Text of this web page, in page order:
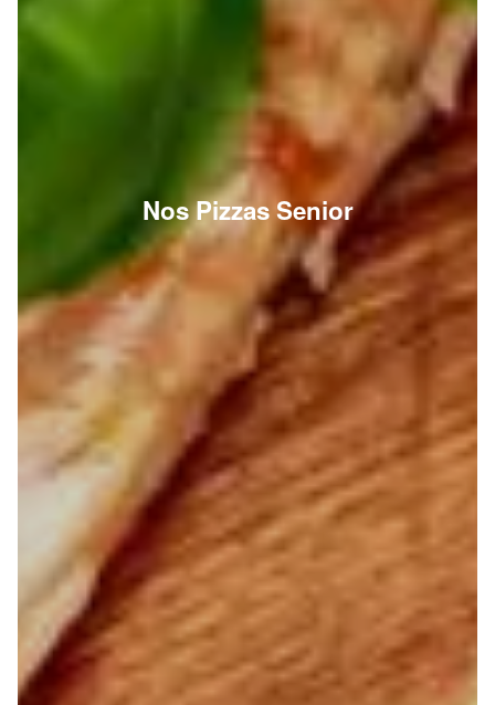
Nos Pizzas Senior